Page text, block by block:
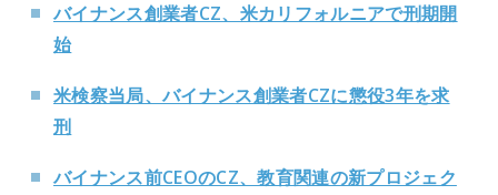
バイナンス創業者CZ、米カリフォルニアで刑期開
始
米検察当局、バイナンス創業者CZに懲役3年を求
刑
バイナンス前CEOのCZ、教育関連の新プロジェク